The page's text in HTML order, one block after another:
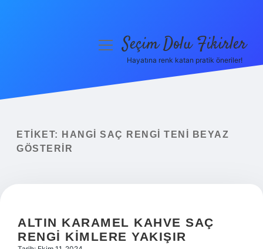
Yasal Uyarı
menüyüSeçim Dolu Fikirler
Hayatına renk katan pratik öneriler!
ETIKET:
HANGI SAÇ RENGI TENI BEYAZ
GÖSTERIR
ALTIN KARAMEL KAHVE SAÇ
RENGI KIMLERE YAKIŞIR